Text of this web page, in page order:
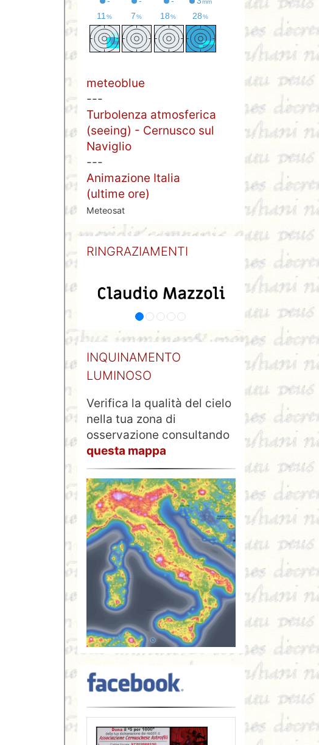
meteoblue
---
Turbolenza atmosferica
(seeing) - Cernusco sul
Naviglio
---
Animazione Italia
(ultime ore)
Meteosat
RINGRAZIAMENTI
INQUINAMENTO
LUMINOSO
Verifica la qualità del cielo
nella tua zona di
osservazione consultando
questa mappa